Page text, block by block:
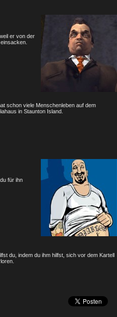
er von der
schon viele Menschenleben auf dem
in Staunton Island.
für ihn
du, indem du ihm hilfst, sich vor dem Kartell